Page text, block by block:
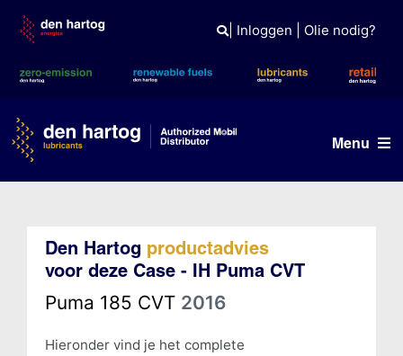
content
| Inloggen Olie nodig?
Menu
Producten
Den Hartog productadvies
voor deze Case - IH Puma CVT
Puma 185 CVT 2016
Hieronder vind je het complete